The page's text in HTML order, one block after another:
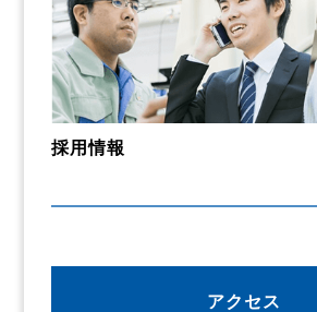
採用情報
アクセス